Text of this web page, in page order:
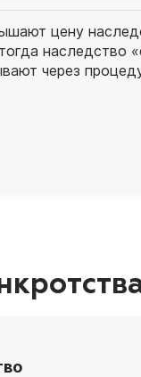
цену
наследство
через